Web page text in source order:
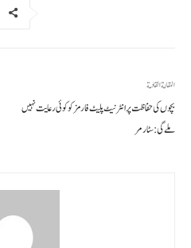
المقالة القادمة
بچوں کی حفاظت پر انٹرنیٹ پلیٹ فارمز کو کوئی رعایت نہیں
ملے گی: سٹارمر